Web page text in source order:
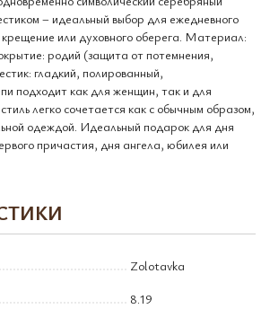
– идеальный выбор для ежедневного
или духовного оберега. Материал:
родий (защита от потемнения,
гладкий, полированный,
подходит как для женщин, так и для
легко сочетается как с обычным образом,
одеждой. Идеальный подарок для дня
причастия, дня ангела, юбилея или
Zolotavka
8.19